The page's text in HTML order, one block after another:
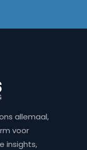
allemaal,
voor
insights,